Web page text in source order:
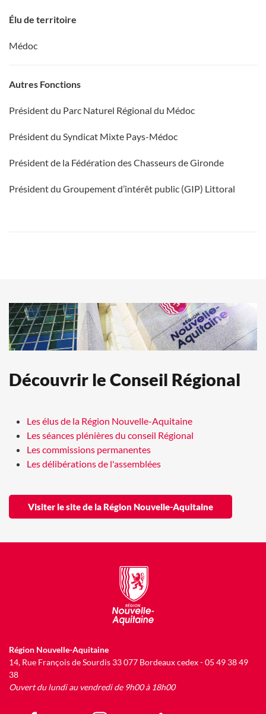
Élu de territoire
Médoc
Autres Fonctions
Président du Parc Naturel Régional du Médoc
Président du Syndicat Mixte Pays-Médoc
Président de la Fédération des Chasseurs de Gironde
Président du Groupement d’intérêt public (GIP) Littoral
Découvrir le Conseil Régional
Les élus de la Région Nouvelle-Aquitaine
Les séances plénières du conseil Régional
Les commissions permanentes
Les délibérations de l'assemblées
Visiter le site de la Région Nouvelle-Aquitaine
Région Nouvelle-Aquitaine
14, Rue François de Sourdis 33 077 Bordeaux cedex - 05 49 38 49
38
Ouvert du lundi au vendredi de 9h00 à 18h00